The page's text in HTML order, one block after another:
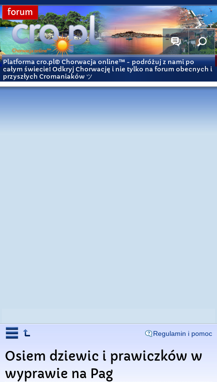
forum
Platforma cro.pl© Chorwacja online™ - podróżuj z nami po
całym świecie! Odkryj Chorwację i nie tylko na forum obecnych i
przyszłych Cromaniaków ツ
Regulamin i pomoc
Osiem dziewic i prawiczków w
wyprawie na Pag